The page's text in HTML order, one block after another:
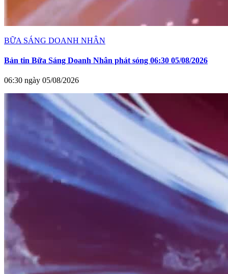
BỮA SÁNG DOANH NHÂN
Bản tin Bữa Sáng Doanh Nhân phát sóng 06:30 05/08/2026
06:30 ngày 05/08/2026